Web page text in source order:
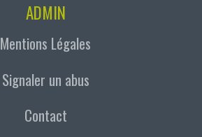
ADMIN
Mentions Légales
Signaler un abus
Contact